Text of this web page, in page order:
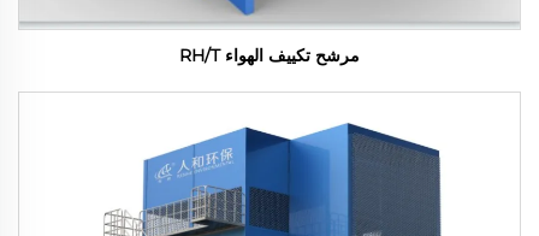
مرشح تكييف الهواء RH/T